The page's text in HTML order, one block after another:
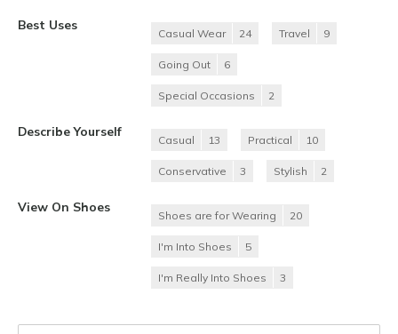
Best Uses
Casual Wear 24 Travel 9
Going Out 6
Special Occasions 2
Describe Yourself
Casual 13 Practical 10
Conservative 3 Stylish 2
View On Shoes
Shoes are for Wearing 20
I'm Into Shoes 5
I'm Really Into Shoes 3